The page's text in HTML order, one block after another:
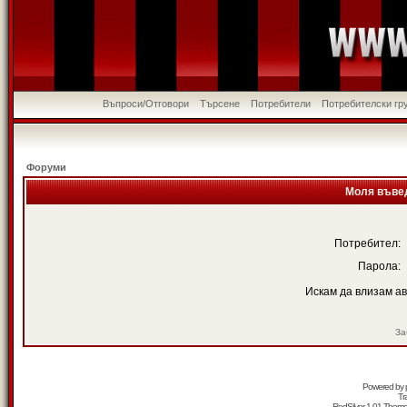
Въпроси/Отговори Търсене Потребители Потребителски
Форуми
Моля
Потребител:
Парола:
Искам да влизам
Powered by